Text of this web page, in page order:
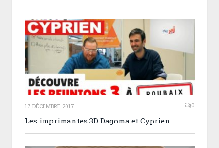
17 DÉCEMBRE 2017 0
Les imprimantes 3D Dagoma et Cyprien